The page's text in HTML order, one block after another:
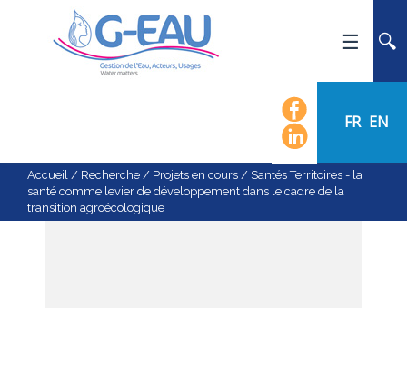
FR EN
ACTUALITÉS
AGENDA
CALENDRIER DES ÉVÈNEMENTS
Accueil / Recherche / Projets en cours / Santés Territoires - la
santé comme levier de développement dans le cadre de la
transition agroécologique